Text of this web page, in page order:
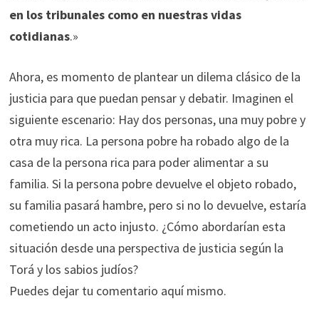
en los tribunales como en nuestras vidas
cotidianas.»
Ahora, es momento de plantear un dilema clásico de la
justicia para que puedan pensar y debatir. Imaginen el
siguiente escenario: Hay dos personas, una muy pobre y
otra muy rica. La persona pobre ha robado algo de la
casa de la persona rica para poder alimentar a su
familia. Si la persona pobre devuelve el objeto robado,
su familia pasará hambre, pero si no lo devuelve, estaría
cometiendo un acto injusto. ¿Cómo abordarían esta
situación desde una perspectiva de justicia según la
Torá y los sabios judíos?
Puedes dejar tu comentario aquí mismo.